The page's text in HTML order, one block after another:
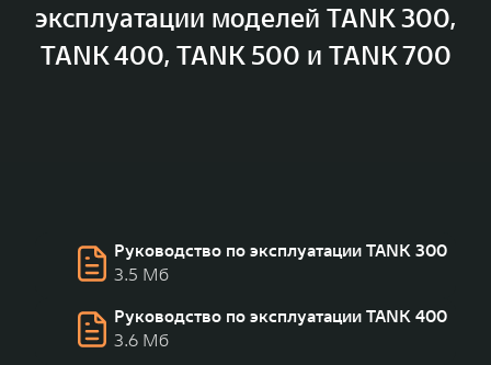
эксплуатации моделей TANK 300,
TANK 400, TANK 500 и TANK 700
Руководство по эксплуатации TANK 300
3.5 Мб
Руководство по эксплуатации TANK 400
3.6 Мб